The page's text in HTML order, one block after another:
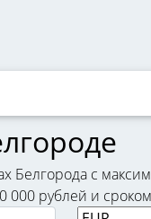
с
рублей и